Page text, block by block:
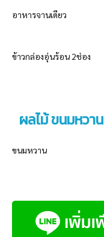
อาหารจานเดียว
ข้าวกล่องอุ่นร้อน 2ช่อง
ผลไม้ ขนมหวาน
ขนมหวาน